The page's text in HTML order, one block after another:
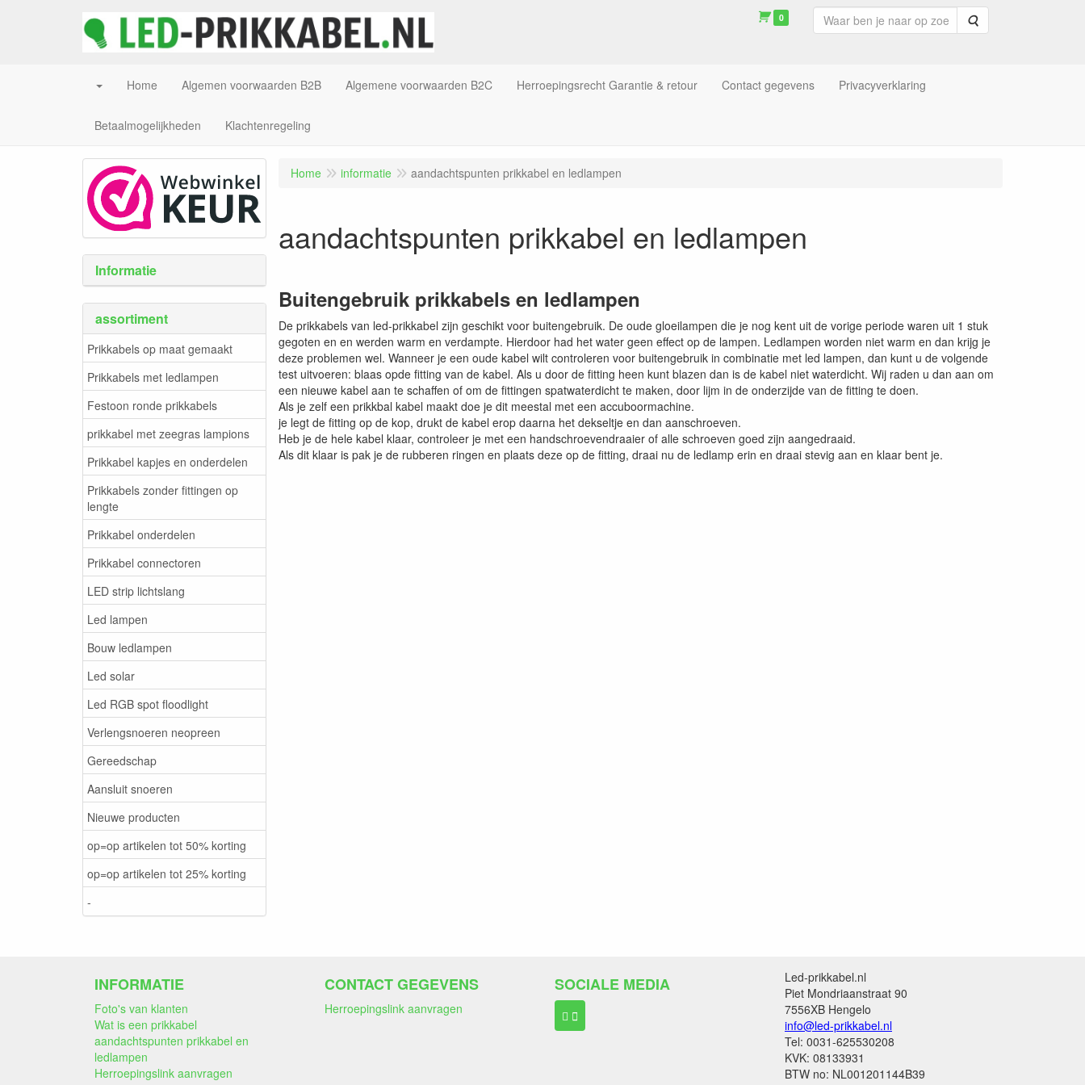
0 Zoeken
Home Algemen voorwaarden B2B Algemene voorwaarden B2C Herroepingsrecht Garantie & retour Contact gegevens Privacyverklaring
Betaalmogelijkheden Klachtenregeling
Informatie
assortiment
Prikkabels op maat gemaakt
Prikkabels met ledlampen
Festoon ronde prikkabels
prikkabel met zeegras lampions
Prikkabel kapjes en onderdelen
Prikkabels zonder fittingen op
lengte
Prikkabel onderdelen
Prikkabel connectoren
LED strip lichtslang
Led lampen
Bouw ledlampen
Led solar
Led RGB spot floodlight
Verlengsnoeren neopreen
Gereedschap
Aansluit snoeren
Nieuwe producten
op=op artikelen tot 50% korting
op=op artikelen tot 25% korting
-
Home informatie aandachtspunten prikkabel en ledlampen
aandachtspunten prikkabel en ledlampen
Buitengebruik prikkabels en ledlampen
De prikkabels van led-prikkabel zijn geschikt voor buitengebruik. De oude gloeilampen die je nog kent uit de vorige periode waren uit 1 stuk
gegoten en en werden warm en verdampte. Hierdoor had het water geen effect op de lampen. Ledlampen worden niet warm en dan krijg je
deze problemen wel. Wanneer je een oude kabel wilt controleren voor buitengebruik in combinatie met led lampen, dan kunt u de volgende
test uitvoeren: blaas opde fitting van de kabel. Als u door de fitting heen kunt blazen dan is de kabel niet waterdicht. Wij raden u dan aan om
een nieuwe kabel aan te schaffen of om de fittingen spatwaterdicht te maken, door lijm in de onderzijde van de fitting te doen.
Als je zelf een prikkbal kabel maakt doe je dit meestal met een accuboormachine.
je legt de fitting op de kop, drukt de kabel erop daarna het dekseltje en dan aanschroeven.
Heb je de hele kabel klaar, controleer je met een handschroevendraaier of alle schroeven goed zijn aangedraaid.
Als dit klaar is pak je de rubberen ringen en plaats deze op de fitting, draai nu de ledlamp erin en draai stevig aan en klaar bent je.
INFORMATIE
Foto's van klanten
Wat is een prikkabel
aandachtspunten prikkabel en
ledlampen
Herroepingslink aanvragen
CONTACT GEGEVENS
Herroepingslink aanvragen
SOCIALE MEDIA
Led-prikkabel.nl
Piet Mondriaanstraat 90
7556XB Hengelo
info@led-prikkabel.nl
Tel: 0031-625530208
KVK: 08133931
BTW no: NL001201144B39